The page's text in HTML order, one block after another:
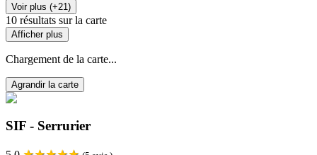
Voir plus (+21)
10 résultats sur la carte
Afficher plus
Chargement de la carte...
Agrandir la carte
SIF - Serrurier